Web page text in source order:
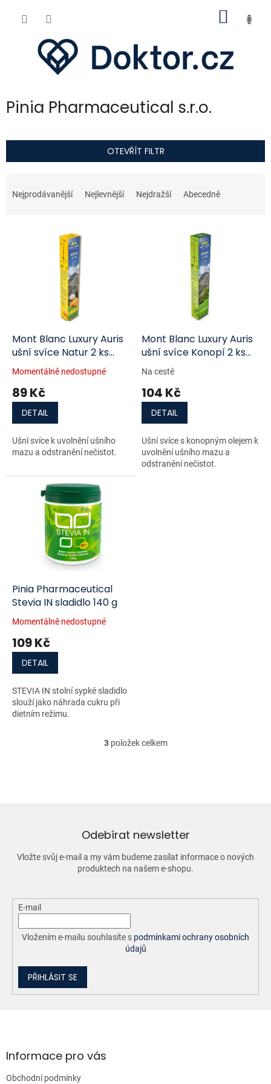
Pinia Pharmaceutical s.r.o.
OTEVŘÍT FILTR
a
ů
Nejprodávanější Nejlevnější Nejdražší Abecedně
d
u
Mont Blanc Luxury Auris
ušní svíce Natur 2 ks
doprodej
Momentálně nedostupné
89 Kč
DETAIL
Ušní svíce k uvolnění ušního
mazu a odstranění nečistot.
Mont Blanc Luxury Auris
ušní svíce Konopí 2 ks
doprodej
Na cestě
104 Kč
DETAIL
Ušní svíce s konopným olejem k
uvolnění ušního mazu a
odstranění nečistot.
Pinia Pharmaceutical
Stevia IN sladidlo 140 g
Momentálně nedostupné
109 Kč
DETAIL
STEVIA IN stolní sypké sladidlo
slouží jako náhrada cukru při
dietním režimu.
O
í
p
r
v
k
v
i
s
u
3položek celkem
Odebírat newsletter
Vložte svůj e-mail a my vám budeme zasílat informace o nových
produktech na našem e-shopu.
E-mail
Vložením e-mailu souhlasíte s podmínkami ochrany osobních
údajů
PŘIHLÁSIT SE
aInformace pro vás
Obchodní podmínky